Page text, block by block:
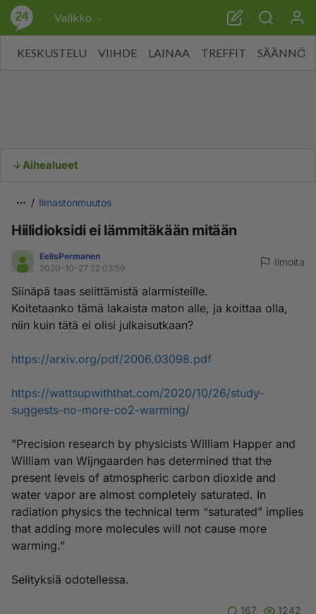
Valikko
KESKUSTELU VIIHDE LAINAA TREFFIT SÄÄNNÖT
Aihealueet
Ilmastonmuutos
Hiilidioksidi ei lämmitäkään mitään
EelisPermanen
2020-10-27 22:03:59
Ilmoita
Siinäpä taas selittämistä alarmisteille.
Koitetaanko tämä lakaista maton alle, ja koittaa olla,
niin kuin tätä ei olisi julkaisutkaan?
https://arxiv.org/pdf/2006.03098.pdf
https://wattsupwiththat.com/2020/10/26/study-
suggests-no-more-co2-warming/
"Precision research by physicists William Happer and
William van Wijngaarden has determined that the
present levels of atmospheric carbon dioxide and
water vapor are almost completely saturated. In
radiation physics the technical term “saturated” implies
that adding more molecules will not cause more
warming."
Selityksiä odotellessa.
167 1242